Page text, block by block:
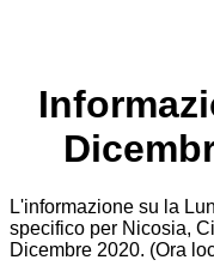
L'informazione su la
specifico per Nicosia,
Dicembre 2020. (Ora